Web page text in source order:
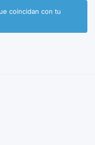
coincidan con tu